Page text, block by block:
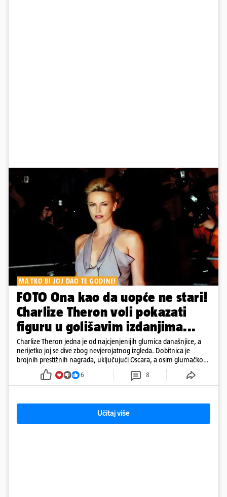
MA TKO BI JOJ DAO TE GODINE!
FOTO Ona kao da uopće ne stari!
Charlize Theron voli pokazati
figuru u golišavim izdanjima...
Charlize Theron jedna je od najcjenjenijih glumica današnjice, a
nerijetko joj se dive zbog nevjerojatnog izgleda. Dobitnica je
brojnih prestižnih nagrada, uključujući Oscara, a osim glumačkog
rada poznata je i po svom humanitarnom angažmanu. Golišave
fotke nisu joj problem, a u galeriji pogledajte kako se mijenjala
kroz godine.
6 8
Učitaj više